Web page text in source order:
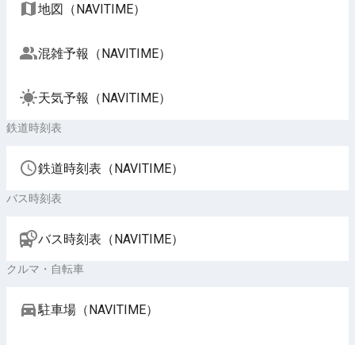
地図（NAVITIME）
混雑予報（NAVITIME）
天気予報（NAVITIME）
鉄道時刻表
鉄道時刻表（NAVITIME）
バス時刻表
バス時刻表（NAVITIME）
クルマ・自転車
駐車場（NAVITIME）